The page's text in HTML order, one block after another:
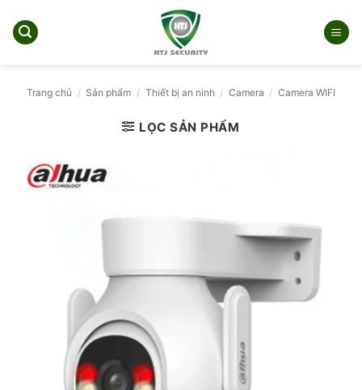
qua
Trang chủ / Sản phẩm / Thiết bị an ninh / Camera / Camera WIFI
LỌC SẢN PHẨM